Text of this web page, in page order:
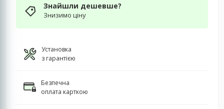
Знайшли дешевше?
Знизимо ціну
Установка
з гарантією
Безпечна
оплата карткою